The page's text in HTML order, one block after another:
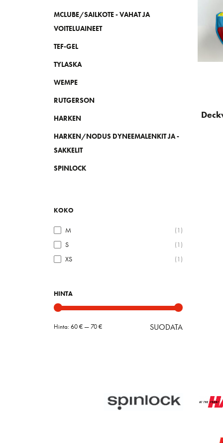
MCLUBE/SAILKOTE - VAHAT JA
VOITELUAINEET
TEF-GEL
TYLASKA
WEMPE
RUTGERSON
HARKEN
HARKEN/NODUS DYNEEMALENKIT JA -
SAKKELIT
SPINLOCK
KOKO
M
(1)
S
(1)
XS
(1)
HINTA
Minimihinta
SUODATA
Hinta: 60 €—70 €